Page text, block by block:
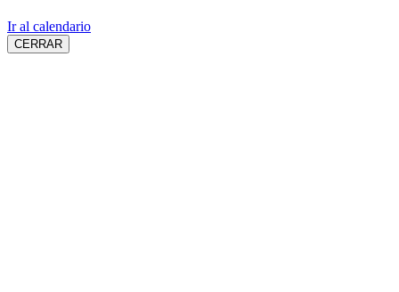
Ir al calendario
CERRAR